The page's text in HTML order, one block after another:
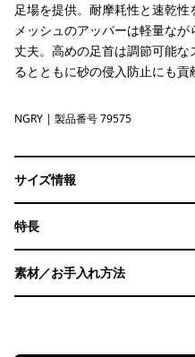
足場を提供。耐摩耗性と速乾性
メッシュのアッパーは軽量な
丈夫。高めの足首は調節可能
るとともに砂の侵入防止にも貢
Noble Grey
NGRY | 製品番号 79575
サイズ情報
特長
素材／お手入れ方法